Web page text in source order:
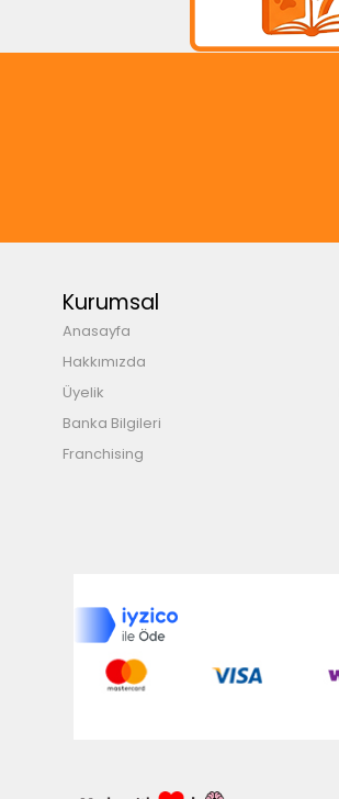
Kurumsal
Anasayfa
Hakkımızda
Üyelik
Banka Bilgileri
Franchising